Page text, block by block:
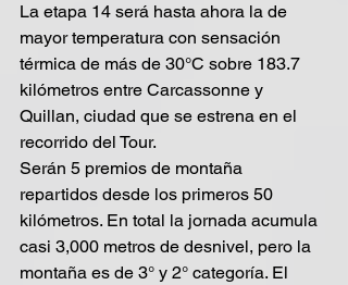
La etapa 14 será hasta ahora la de
mayor temperatura con sensación
térmica de más de 30°C sobre 183.7
kilómetros entre Carcassonne y
Quillan, ciudad que se estrena en el
recorrido del Tour.
Serán 5 premios de montaña
repartidos desde los primeros 50
kilómetros. En total la jornada acumula
casi 3,000 metros de desnivel, pero la
montaña es de 3° y 2° categoría. El